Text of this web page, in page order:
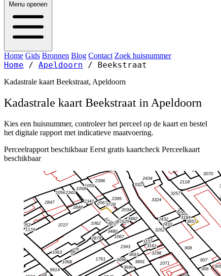
Menu openen
Home Gids Bronnen Blog Contact Zoek huisnummer
Home / Apeldoorn / Beekstraat
Kadastrale kaart Beekstraat, Apeldoorn
Kadastrale kaart Beekstraat in Apeldoorn
Kies een huisnummer, controleer het perceel op de kaart en bestel
het digitale rapport met indicatieve maatvoering.
Perceelrapport beschikbaar Eerst gratis kaartcheck Perceelkaart
beschikbaar